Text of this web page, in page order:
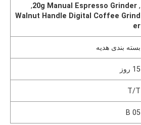
,
20g Manual Espresso Grinder
,
Walnut Handle Digital Coffee Grind
er
بسته بندی هدیه
15 روز
T/T
B 05